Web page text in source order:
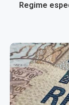
Regime